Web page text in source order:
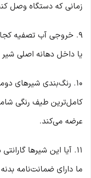
زمانی که دستگاه وصل
۹. خروجی آب تصفیه
یا داخل دهانه اصلی
۱۰. رنگ‌بندی شیرهای
کامل‌ترین طیف رنگی
عرضه می‌کند.
۱۱. آیا این شیرها
ما دارای ضمانت‌نامه